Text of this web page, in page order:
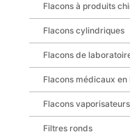
Flacons à produits
Flacons cylindriques
Flacons de
Flacons médicaux en
Flacons
Filtres ronds